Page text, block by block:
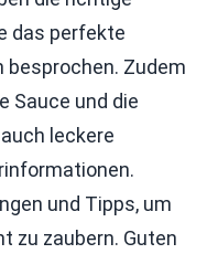
das perfekte
Zudem
Sauce und die
leckere
und Tipps, um
zu zaubern. Guten